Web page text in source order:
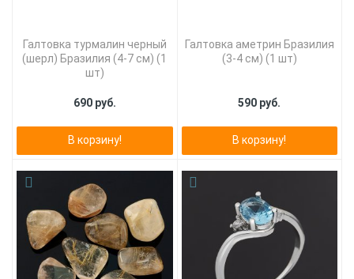
Галтовка турмалин черный
(шерл) Бразилия (4-7 см) (1
шт)
690 руб.
В корзину!
Галтовка аметрин Бразилия
(3-4 см) (1 шт)
590 руб.
В корзину!